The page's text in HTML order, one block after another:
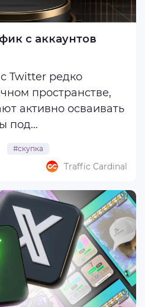
с аккаунтов
Twitter редко
пространстве,
активно осваивать
под
— селлеры
сообщений
площадках.
зачем активно ...
#скупка
Traffic Cardinal